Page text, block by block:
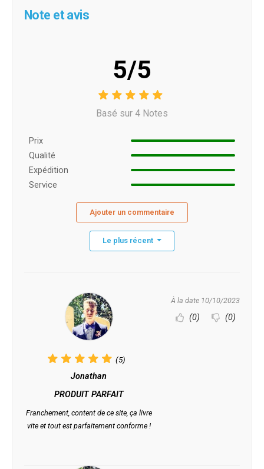
Note et avis
5/5
Basé sur 4 Notes
Prix ​​
Qualité
Expédition
Service
Ajouter un commentaire
Le plus récent
(5)
Jonathan
PRODUIT PARFAIT
Franchement, content de ce site, ça livre
vite et tout est parfaitement conforme !
À la date 10/10/2023
(0) (0)